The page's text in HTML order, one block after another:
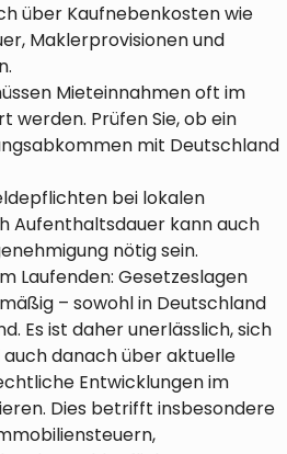
über Kaufnebenkosten wie
Maklerprovisionen und
Mieteinnahmen oft im
werden. Prüfen Sie, ob ein
mit Deutschland
bei lokalen
Aufenthaltsdauer kann auch
nötig sein.
Laufenden: Gesetzeslagen
– sowohl in Deutschland
Es ist daher unerlässlich, sich
danach über aktuelle
Entwicklungen im
Dies betrifft insbesondere